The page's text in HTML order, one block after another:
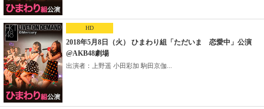
HD
2018年5月8日（火） ひまわり組「ただいま 恋愛中」公演
@AKB48劇場
出演者：上野遥 小田彩加 駒田京伽...